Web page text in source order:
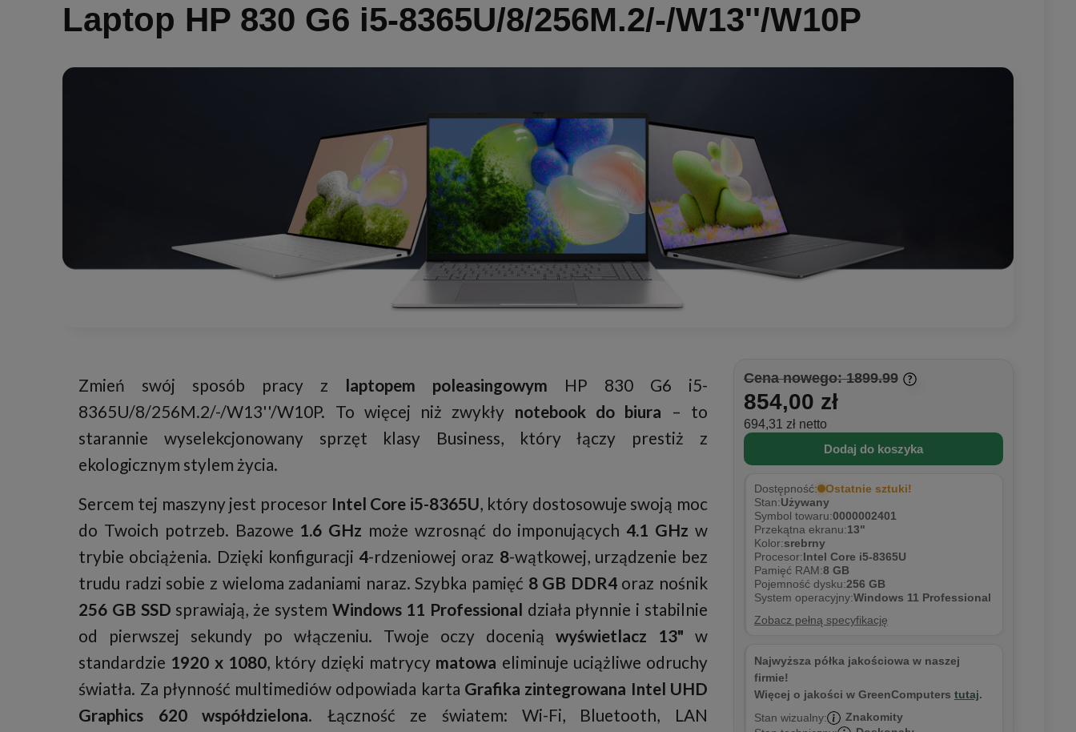
Laptop HP 830 G6 i5-8365U/8/256M.2/-/W13''/W10P
Zmień swój sposób pracy z laptopem poleasingowym HP 830 G6 i5-
8365U/8/256M.2/-/W13''/W10P. To więcej niż zwykły notebook do biura – to
starannie wyselekcjonowany sprzęt klasy Business, który łączy prestiż z
ekologicznym stylem życia.
Sercem tej maszyny jest procesor Intel Core i5-8365U, który dostosowuje swoją moc
do Twoich potrzeb. Bazowe 1.6 GHz może wzrosnąć do imponujących4.1 GHz w
trybie obciążenia. Dzięki konfiguracji4-rdzeniowej oraz 8-wątkowej, urządzenie bez
trudu radzi sobie z wieloma zadaniami naraz. Szybka pamięć 8 GB DDR4oraz nośnik
256 GB SSD sprawiają, że system Windows 11 Professional działa płynnie i stabilnie
od pierwszej sekundy po włączeniu. Twoje oczy docenią wyświetlacz 13" w
standardzie 1920 x 1080, który dzięki matrycy matowa eliminuje uciążliwe odruchy
światła. Za płynność multimediów odpowiada karta Grafika zintegrowana Intel UHD
Graphics 620 współdzielona. Łączność ze światem: Wi-Fi, Bluetooth, LAN
Cena nowego: 1899.99
854,00 zł
694,31 zł netto
Dodaj do koszyka
Dostępność:
Ostatnie sztuki!
Stan:Używany
Symbol towaru:0000002401
Przekątna ekranu:13"
Kolor:srebrny
Procesor: Intel Core i5-8365U
Pamięć RAM:8 GB
Pojemność dysku:256 GB
System operacyjny:Windows 11 Professional
Zobacz pełną specyfikację
Najwyższa półka jakościowa w naszej
firmie!
Więcej o jakości w GreenComputers tutaj.
Stan wizualny:
Znakomity